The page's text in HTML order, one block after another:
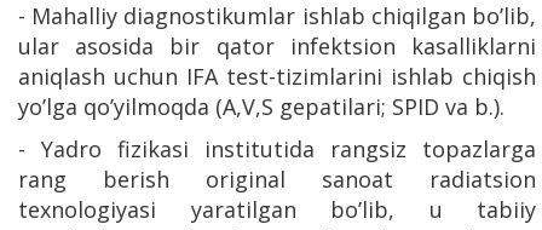
- Mahalliy diagnostikumlar ishlab chiqilgan bo’lib,
ular asosida bir qator infektsion kasalliklarni
aniqlash uchun IFA test-tizimlarini ishlab chiqish
yo’lga qo’yilmoqda (A,V,S gepatilari; SPID va b.).
- Yadro fizikasi institutida rangsiz topazlarga
rang berish original sanoat radiatsion
texnologiyasi yaratilgan bo’lib, u tabiiy